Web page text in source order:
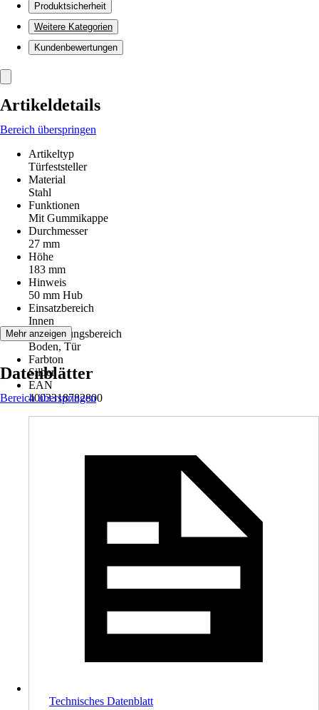
Produktsicherheit
Weitere Kategorien
Kundenbewertungen
Artikeldetails
Bereich überspringen
Artikeltyp
Türfeststeller
Material
Stahl
Funktionen
Mit Gummikappe
Durchmesser
27 mm
Höhe
183 mm
Hinweis
50 mm Hub
Einsatzbereich
Innen
Anwendungsbereich
Boden, Tür
Farbton
Silber
EAN
4003318782800
Mehr anzeigen
Datenblätter
Bereich überspringen
Technisches Datenblatt